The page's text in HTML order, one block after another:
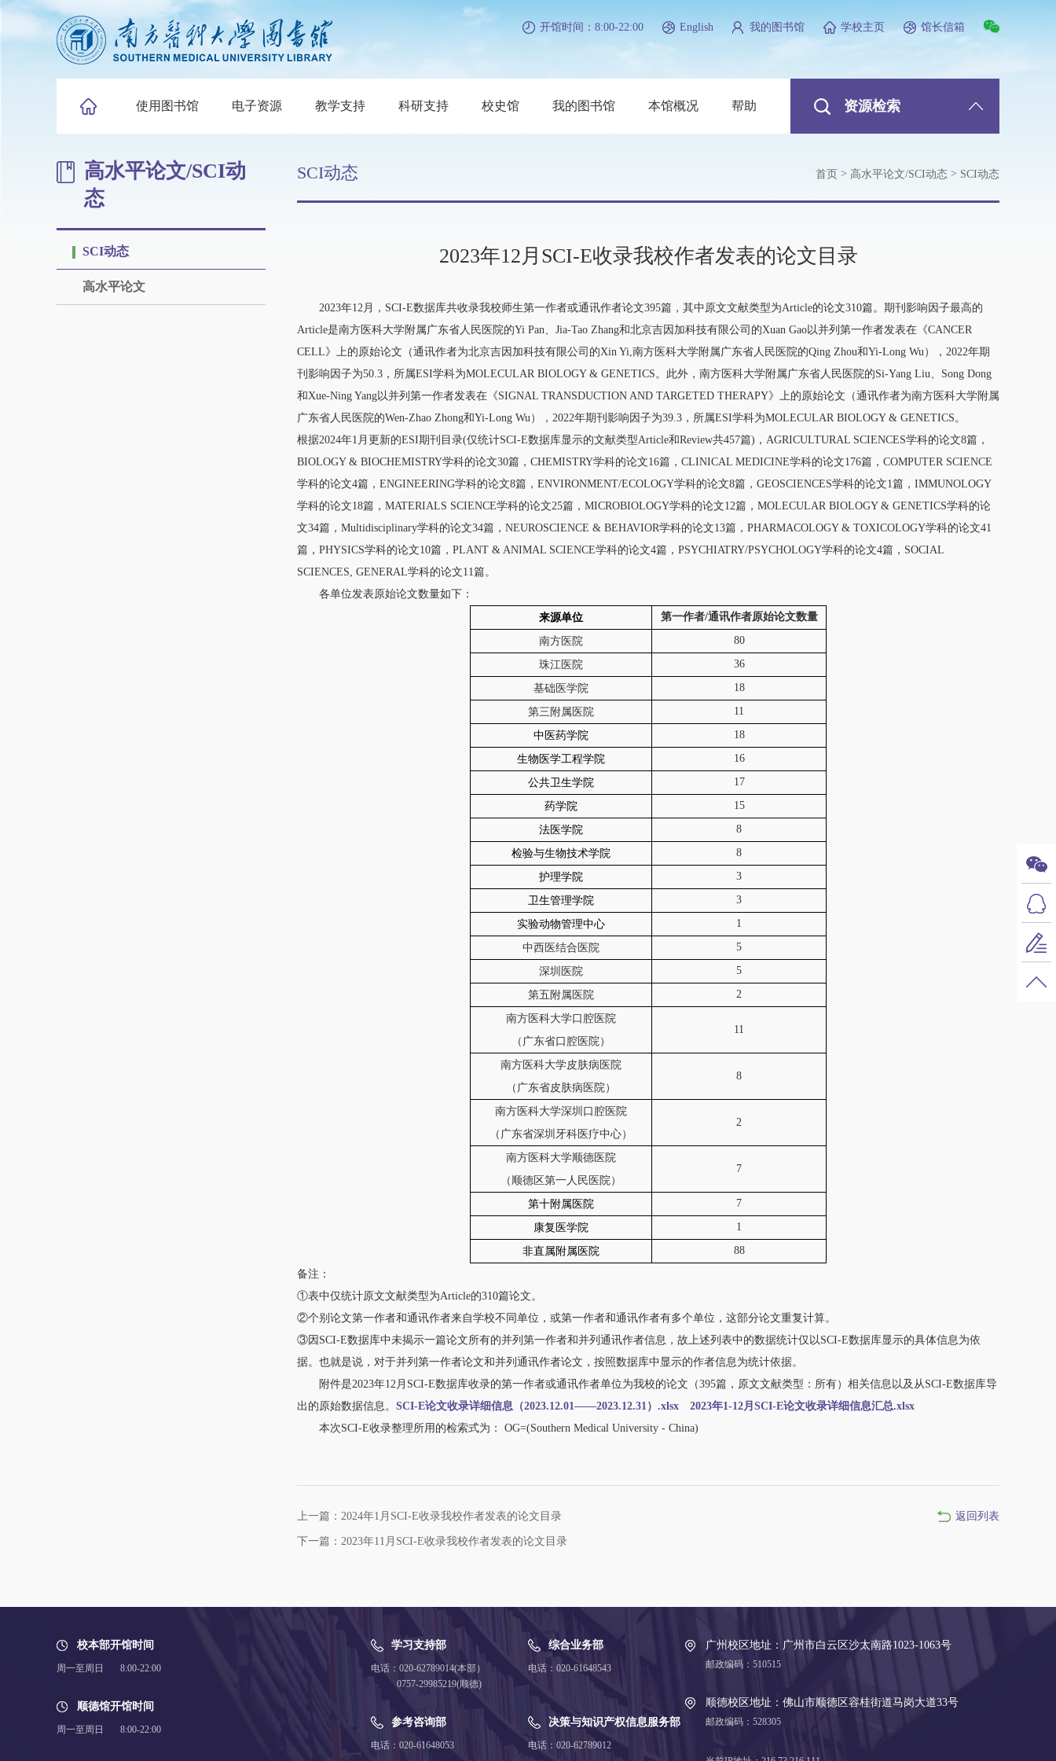
开馆时间：8:00-22:00 English 我的图书馆 学校主页 馆长信箱
资源检索
使用图书馆 电子资源 教学支持 科研支持 校史馆 我的图书馆 本馆概况 帮助
高水平论文/SCI动
态
SCI动态
高水平论文
SCI动态 首页 > 高水平论文/SCI动态 > SCI动态
2023年12月SCI-E收录我校作者发表的论文目录
2023年12月，SCI-E数据库共收录我校师生第一作者或通讯作者论文395篇，其中原文文献类型为Article的论文310篇。期刊影响因子最高的
Article是南方医科大学附属广东省人民医院的Yi Pan、Jia-Tao Zhang和北京吉因加科技有限公司的Xuan Gao以并列第一作者发表在《CANCER
CELL》上的原始论文（通讯作者为北京吉因加科技有限公司的Xin Yi,南方医科大学附属广东省人民医院的Qing Zhou和Yi-Long Wu），2022年期
刊影响因子为50.3，所属ESI学科为MOLECULAR BIOLOGY & GENETICS。此外，南方医科大学附属广东省人民医院的Si-Yang Liu、Song Dong
和Xue-Ning Yang以并列第一作者发表在《SIGNAL TRANSDUCTION AND TARGETED THERAPY》上的原始论文（通讯作者为南方医科大学附属
广东省人民医院的Wen-Zhao Zhong和Yi-Long Wu），2022年期刊影响因子为39.3，所属ESI学科为MOLECULAR BIOLOGY & GENETICS。
根据2024年1月更新的ESI期刊目录(仅统计SCI-E数据库显示的文献类型Article和Review共457篇)，AGRICULTURAL SCIENCES学科的论文8篇，
BIOLOGY & BIOCHEMISTRY学科的论文30篇，CHEMISTRY学科的论文16篇，CLINICAL MEDICINE学科的论文176篇，COMPUTER SCIENCE
学科的论文4篇，ENGINEERING学科的论文8篇，ENVIRONMENT/ECOLOGY学科的论文8篇，GEOSCIENCES学科的论文1篇，IMMUNOLOGY
学科的论文18篇，MATERIALS SCIENCE学科的论文25篇，MICROBIOLOGY学科的论文12篇，MOLECULAR BIOLOGY & GENETICS学科的论
文34篇，Multidisciplinary学科的论文34篇，NEUROSCIENCE & BEHAVIOR学科的论文13篇，PHARMACOLOGY & TOXICOLOGY学科的论文41
篇，PHYSICS学科的论文10篇，PLANT & ANIMAL SCIENCE学科的论文4篇，PSYCHIATRY/PSYCHOLOGY学科的论文4篇，SOCIAL
SCIENCES, GENERAL学科的论文11篇。
各单位发表原始论文数量如下：
来源单位
第一作者/通讯作者原始论文数量
南方医院 80
珠江医院 36
基础医学院 18
第三附属医院 11
中医药学院 18
生物医学工程学院 16
公共卫生学院 17
药学院 15
法医学院 8
检验与生物技术学院 8
护理学院 3
卫生管理学院 3
实验动物管理中心 1
中西医结合医院 5
深圳医院 5
第五附属医院 2
南方医科大学口腔医院
（广东省口腔医院）
11
南方医科大学皮肤病医院
（广东省皮肤病医院）
8
南方医科大学深圳口腔医院
（广东省深圳牙科医疗中心）
2
南方医科大学顺德医院
（顺德区第一人民医院）
7
第十附属医院 7
康复医学院 1
非直属附属医院
88
备注：
①表中仅统计原文文献类型为Article的310篇论文。
②个别论文第一作者和通讯作者来自学校不同单位，或第一作者和通讯作者有多个单位，这部分论文重复计算。
③因SCI-E数据库中未揭示一篇论文所有的并列第一作者和并列通讯作者信息，故上述列表中的数据统计仅以SCI-E数据库显示的具体信息为依
据。也就是说，对于并列第一作者论文和并列通讯作者论文，按照数据库中显示的作者信息为统计依据。
附件是2023年12月SCI-E数据库收录的第一作者或通讯作者单位为我校的论文（395篇，原文文献类型：所有）相关信息以及从SCI-E数据库导
出的原始数据信息。 SCI-E论文收录详细信息（2023.12.01——2023.12.31）.xlsx
2023年1-12月SCI-E论文收录详细信息汇总.xlsx
本次SCI-E收录整理所用的检索式为： OG=(Southern Medical University - China)
上一篇：2024年1月SCI-E收录我校作者发表的论文目录
下一篇：2023年11月SCI-E收录我校作者发表的论文目录
返回列表
校本部开馆时间
周一至周日 8:00-22:00
顺德馆开馆时间
周一至周日 8:00-22:00
学习支持部
电话：020-62789014(本部）
0757-29985219(顺德)
综合业务部
电话：020-61648543
参考咨询部
电话：020-61648053
决策与知识产权信息服务部
电话：020-62789012
广州校区地址：广州市白云区沙太南路1023-1063号
邮政编码：510515
顺德校区地址：佛山市顺德区容桂街道马岗大道33号
邮政编码：528305